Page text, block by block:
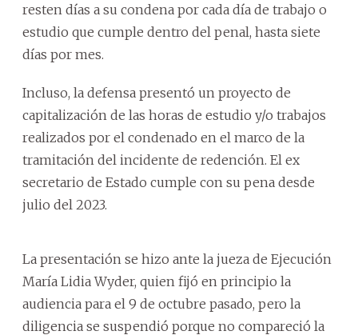
resten días a su condena por cada día de trabajo o
estudio que cumple dentro del penal, hasta siete
días por mes.
Incluso, la defensa presentó un proyecto de
capitalización de las horas de estudio y/o trabajos
realizados por el condenado en el marco de la
tramitación del incidente de redención. El ex
secretario de Estado cumple con su pena desde
julio del 2023.
La presentación se hizo ante la jueza de Ejecución
María Lidia Wyder, quien fijó en principio la
audiencia para el 9 de octubre pasado, pero la
diligencia se suspendió porque no compareció la